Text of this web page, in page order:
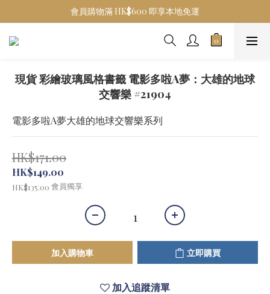
會員購物滿 HK$600 即享本地免運
現貨 彩繪玻璃風格書籤 電影多啦A夢：大雄的地球
交響樂 #21904
電影多啦A夢大雄的地球交響樂系列
HK$171.00
HK$149.00
HK$135.00 會員獨享
加入購物車 立即購買
加入追蹤清單